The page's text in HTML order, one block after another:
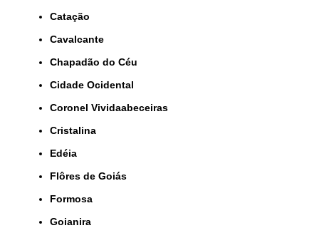
Catação
Cavalcante
Chapadão do Céu
Cidade Ocidental
Coronel Vividaabeceiras
Cristalina
Edéia
Flôres de Goiás
Formosa
Goianira